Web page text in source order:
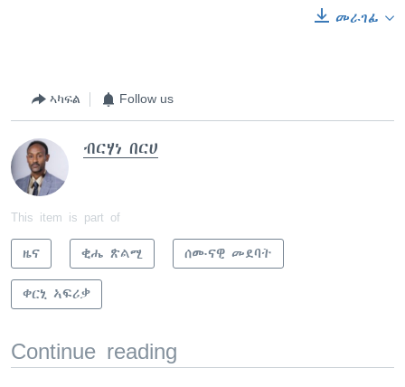
መራገፊ
ኣካፍል Follow us
ብርሃነ በርሀ
This item is part of
ዜና ቂሔ ጽልሚ ሰሙናዊ መደባት
ቀርኒ ኣፍሪቃ
Continue reading